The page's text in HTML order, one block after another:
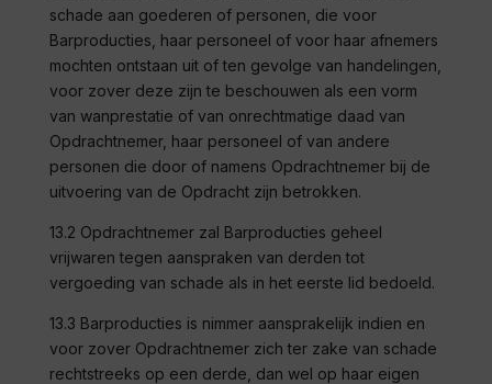
schade aan goederen of personen, die voor
Barproducties , haar personeel of voor haar afnemers
mochten ontstaan uit of ten gevolge van handelingen,
voor zover deze zijn te beschouwen als een vorm
van wanprestatie of van onrechtmatige daad van
Opdrachtnemer, haar personeel of van andere
personen die door of namens Opdrachtnemer bij de
uitvoering van de Opdracht zijn betrokken.
13.2 Opdrachtnemer zal Barproducties geheel
vrijwaren tegen aanspraken van derden tot
vergoeding van schade als in het eerste lid bedoeld.
13.3 Barproducties is nimmer aansprakelijk indien en
voor zover Opdrachtnemer zich ter zake van schade
rechtstreeks op een derde, dan wel op haar eigen